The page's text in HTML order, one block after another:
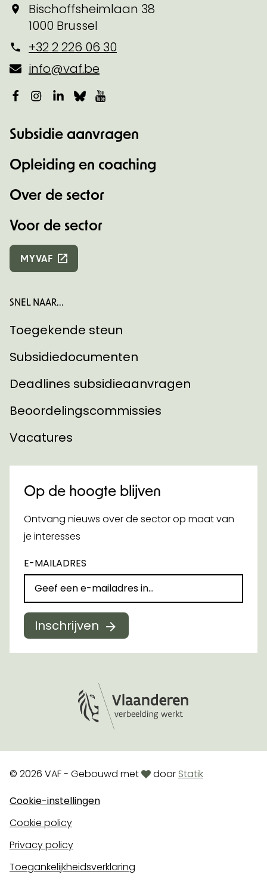
Bischoffsheimlaan 38
1000 Brussel
+32 2 226 06 30
info@vaf.be
Facebook
Instagram
LinkedIn
Bluesky
Subsidie aanvragen
Opleiding en coaching
Over de sector
Voor de sector
MYVAF
SNEL NAAR...
Toegekende steun
Subsidiedocumenten
Deadlines subsidieaanvragen
Beoordelingscommissies
Vacatures
Op de hoogte blijven
Ontvang nieuws over de sector op maat van
je interesses
E-MAILADRES
Inschrijven
© 2026 VAF - Gebouwd metlovedoor Statik
Cookie-instellingen
Cookie policy
Privacy policy
Toegankelijkheidsverklaring